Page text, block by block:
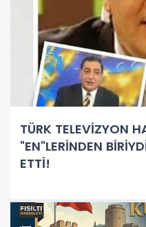
TÜRK TELEVİZYON
"EN"LERİNDEN
ETTİ!